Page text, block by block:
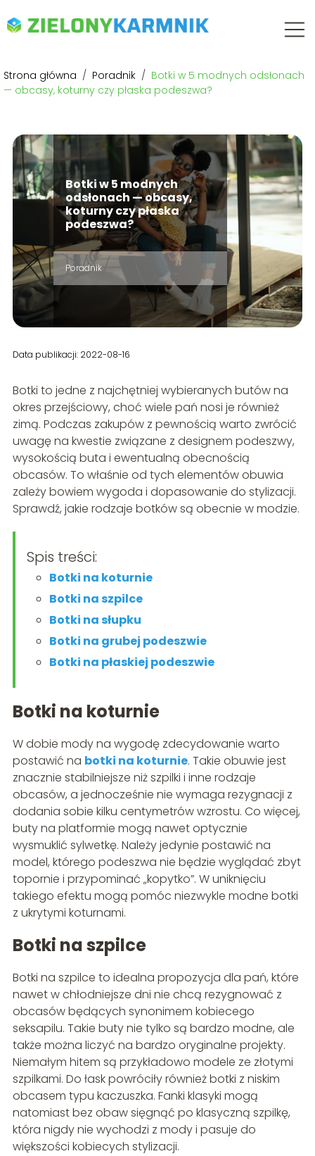
Strona główna / Poradnik / Botki w 5 modnych odsłonach
— obcasy, koturny czy płaska podeszwa?
Botki w 5 modnych
odsłonach — obcasy,
koturny czy płaska
podeszwa?
Poradnik
Data publikacji: 2022-08-16
Botki to jedne z najchętniej wybieranych butów na
okres przejściowy, choć wiele pań nosi je również
zimą. Podczas zakupów z pewnością warto zwrócić
uwagę na kwestie związane z designem podeszwy,
wysokością buta i ewentualną obecnością
obcasów. To właśnie od tych elementów obuwia
zależy bowiem wygoda i dopasowanie do stylizacji.
Sprawdź, jakie rodzaje botków są obecnie w modzie.
Spis treści:
Botki na koturnie
Botki na szpilce
Botki na słupku
Botki na grubej podeszwie
Botki na płaskiej podeszwie
Botki na koturnie
W dobie mody na wygodę zdecydowanie warto
postawić na botki na koturnie. Takie obuwie jest
znacznie stabilniejsze niż szpilki i inne rodzaje
obcasów, a jednocześnie nie wymaga rezygnacji z
dodania sobie kilku centymetrów wzrostu. Co więcej,
buty na platformie mogą nawet optycznie
wysmuklić sylwetkę. Należy jedynie postawić na
model, którego podeszwa nie będzie wyglądać zbyt
topornie i przypominać „kopytko”. W uniknięciu
takiego efektu mogą pomóc niezwykle modne botki
z ukrytymi koturnami.
Botki na szpilce
Botki na szpilce to idealna propozycja dla pań, które
nawet w chłodniejsze dni nie chcą rezygnować z
obcasów będących synonimem kobiecego
seksapilu. Takie buty nie tylko są bardzo modne, ale
także można liczyć na bardzo oryginalne projekty.
Niemałym hitem są przykładowo modele ze złotymi
szpilkami. Do łask powróciły również botki z niskim
obcasem typu kaczuszka. Fanki klasyki mogą
natomiast bez obaw sięgnąć po klasyczną szpilkę,
która nigdy nie wychodzi z mody i pasuje do
większości kobiecych stylizacji.